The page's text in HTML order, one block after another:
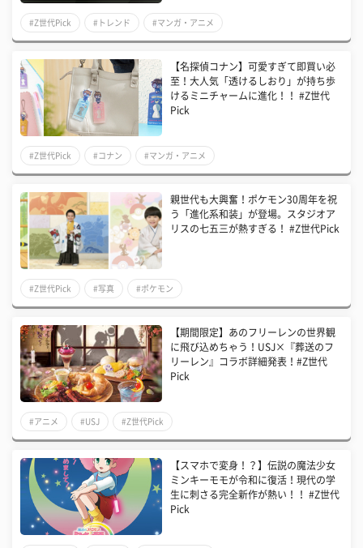
#Z世代Pick #トレンド #マンガ・アニメ
【名探偵コナン】可愛すぎて即買い必
至！大人気「透けるしおり」が持ち歩
けるミニチャームに進化！！ #Z世代
Pick
#Z世代Pick #コナン #マンガ・アニメ
親世代も大興奮！ポケモン30周年を祝
う「進化系和装」が登場。スタジオア
リスの七五三が熱すぎる！ #Z世代Pick
#Z世代Pick #写真 #ポケモン
【期間限定】あのフリーレンの世界観
に飛び込めちゃう！USJ×『葬送のフ
リーレン』コラボ詳細発表！#Z世代
Pick
#アニメ #USJ #Z世代Pick
【スマホで変身！？】伝説の魔法少女
ミンキーモモが令和に復活！現代の学
生に刺さる完全新作が熱い！！ #Z世代
Pick